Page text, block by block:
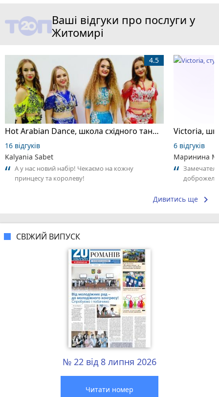
Ваші відгуки про послуги у
Житомирі
Hot Arabian Dance, школа східного танцю
4.5
16 відгуків
Kalyania Sabet
А у нас новий набір! Чекаємо на кожну
принцесу та королеву!
6 відгуків
Маринина
Дивитись ще keyboard_arrow_right
СВІЖИЙ ВИПУСК
№ 22 від 8 липня 2026
Читати номер